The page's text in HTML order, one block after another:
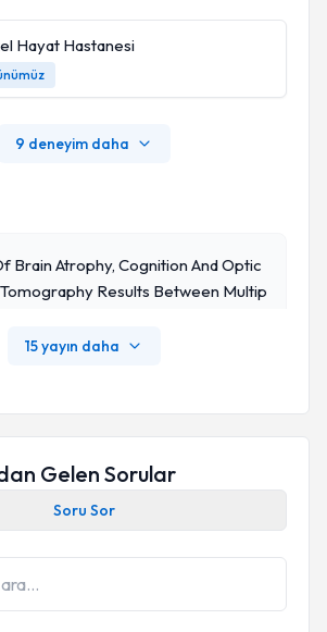
Hayat Hastanesi
9 deneyim daha
Brain Atrophy, Cognition And Optic
Results Between Multip
15 yayın daha
Gelen Sorular
Soru Sor